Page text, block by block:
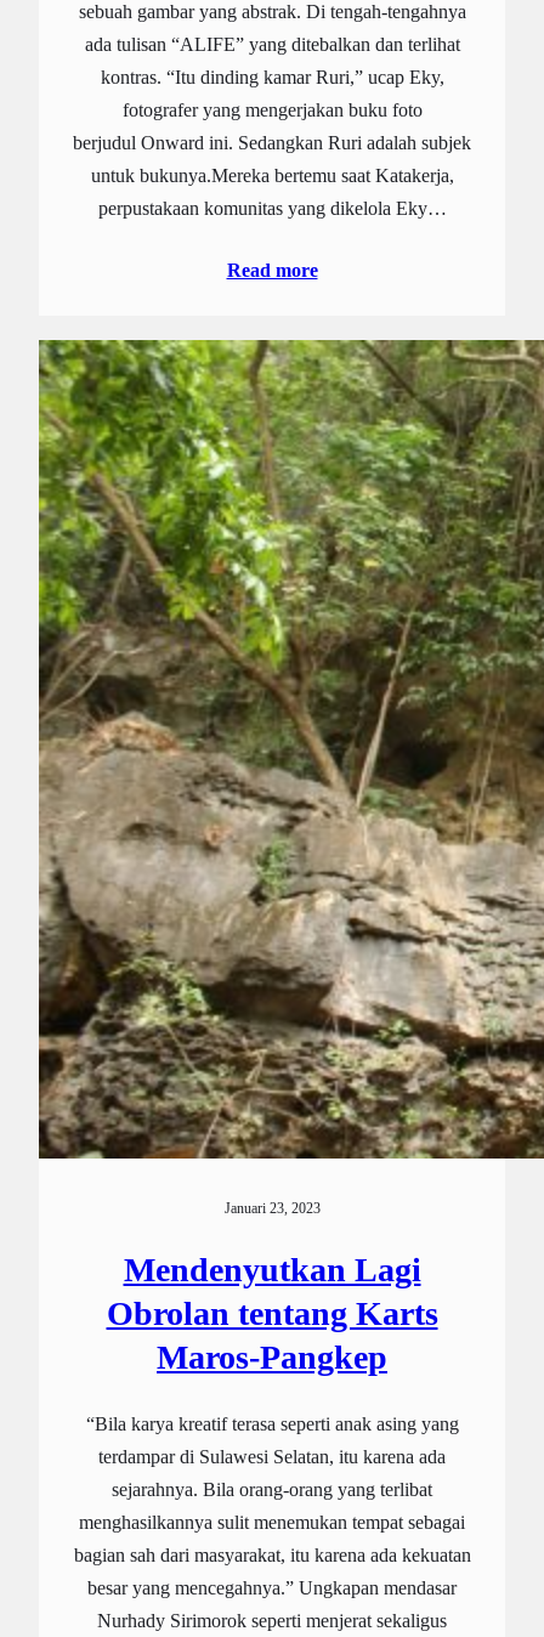
sebuah gambar yang abstrak. Di tengah-tengahnya
ada tulisan “ALIFE” yang ditebalkan dan terlihat
kontras. “Itu dinding kamar Ruri,” ucap Eky,
fotografer yang mengerjakan buku foto
berjudul Onward ini. Sedangkan Ruri adalah subjek
untuk bukunya.Mereka bertemu saat Katakerja,
perpustakaan komunitas yang dikelola Eky…
Read more
Januari 23, 2023
Mendenyutkan Lagi
Obrolan tentang Karts
Maros-Pangkep
“Bila karya kreatif terasa seperti anak asing yang
terdampar di Sulawesi Selatan, itu karena ada
sejarahnya. Bila orang-orang yang terlibat
menghasilkannya sulit menemukan tempat sebagai
bagian sah dari masyarakat, itu karena ada kekuatan
besar yang mencegahnya.” Ungkapan mendasar
Nurhady Sirimorok seperti menjerat sekaligus